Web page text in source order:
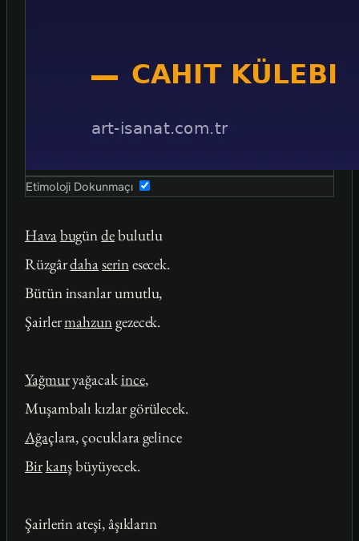
Etimoloji Dokunmaçı
Havabugündebulutlu
Rüzgârdahaserinesecek.
Bütün insanlar umutlu,
Şairlermahzungezecek.
Yağmuryağacakince,
Muşambalı kızlar görülecek.
Ağaçlara, çocuklara gelince
Birkarışbüyüyecek.
Şairlerin ateşi, âşıkların